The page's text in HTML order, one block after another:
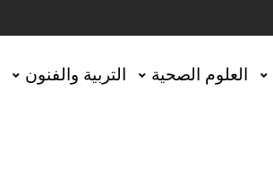
العلوم الصحية التربية والفنون